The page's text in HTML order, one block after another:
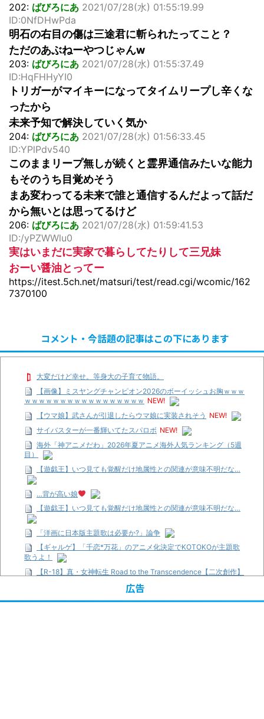
202: ばびろにあ 2021/07/28(水) 01:55:19.99
ID:0NfDHwPda
明石の右目の傷は三途君に斬られたってこと？
ただのあぶねーやつじゃんw
203: ばびろにあ 2021/07/28(水) 01:55:37.49
ID:HqFHHyYI0
トリガーがマイキーになってタイムリープし辛くな
ったから
未来予知で解決していく気か
204: ばびろにあ 2021/07/28(水) 01:56:33.45
ID:YPlPdv540
このままリープ無しが続くと霊界通信みたいな能力
もそのうち目覚めそう
まあ変わってる未来で誰と通信するんだよって話だ
から無いとは思ってるけど
206: ばびろにあ 2021/07/28(水) 01:59:41.53
ID:/yPZWWlu0
実はいまだに実家で暮らしてたりして三兄妹
おーい醤油とってー
https://itest.5ch.net/matsuri/test/read.cgi/wcomic/162
7370100
コメント・今話題の記事はこの下にあります
大変だけど幸せ。等身大の子育て物語。
【画像】ミスヤングチャンピオン2026のボーイッシュお胸ｗｗｗ
ｗｗｗｗｗｗｗｗｗｗｗｗｗｗｗｗｗ NEW!
【ウマ娘】武さんが引退したらウマ娘に実装されそう NEW!
サイバスターが一番輝いてたスパロボ NEW!
海外「神アニメだわ」2026年夏アニメ海外人気ランキング（5週
目）
【遊戯王】いつ見ても覚醒だけ地属性との関連が意味不明だな…
…背が高い娘
【遊戯王】いつ見ても覚醒だけ地属性との関連が意味不明だな…
「洋画に日本版主題歌は必要か?」論争
【ギャルゲ】「千恋*万花」のアニメ化決定でKOTOKOが主題歌
歌うよ！
【R-18】真・女神転生 Road to the Transcendence【二次創作】
【画像】この女優さん、可愛すぎる
広告